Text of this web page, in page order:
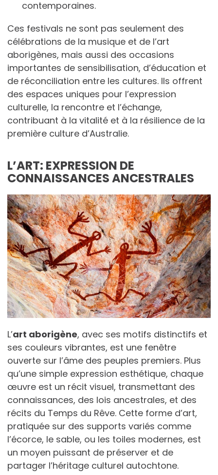
contemporaines.
Ces festivals ne sont pas seulement des
célébrations de la musique et de l’art
aborigènes, mais aussi des occasions
importantes de sensibilisation, d’éducation et
de réconciliation entre les cultures. Ils offrent
des espaces uniques pour l’expression
culturelle, la rencontre et l’échange,
contribuant à la vitalité et à la résilience de la
première culture d’Australie.
L’ART: EXPRESSION DE
CONNAISSANCES ANCESTRALES
L’art aborigène, avec ses motifs distinctifs et
ses couleurs vibrantes, est une fenêtre
ouverte sur l’âme des peuples premiers. Plus
qu’une simple expression esthétique, chaque
œuvre est un récit visuel, transmettant des
connaissances, des lois ancestrales, et des
récits du Temps du Rêve. Cette forme d’art,
pratiquée sur des supports variés comme
l’écorce, le sable, ou les toiles modernes, est
un moyen puissant de préserver et de
partager l’héritage culturel autochtone.